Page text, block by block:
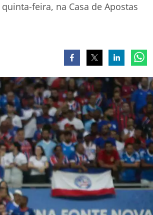
feira, na Casa de Apostas